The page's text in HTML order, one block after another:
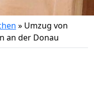
» Umzug von
an der Donau